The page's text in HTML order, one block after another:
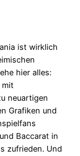
ist wirklich
hier alles:
mit
neuartigen
Grafiken und
Baccarat in
zufrieden. Und